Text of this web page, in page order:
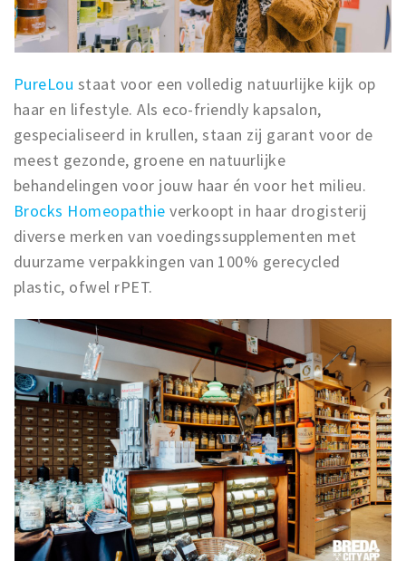
PureLou staat voor een volledig natuurlijke kijk op
haar en lifestyle. Als eco-friendly kapsalon,
gespecialiseerd in krullen, staan zij garant voor de
meest gezonde, groene en natuurlijke
behandelingen voor jouw haar én voor het milieu.
Brocks Homeopathie verkoopt in haar drogisterij
diverse merken van voedingssupplementen met
duurzame verpakkingen van 100% gerecycled
plastic, ofwel rPET.